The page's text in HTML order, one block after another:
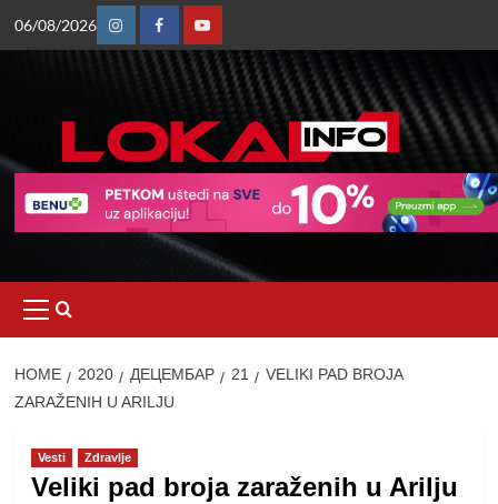
06/08/2026
InstagramFacebookYoutube
Menu
HOME 2020 ДЕЦЕМБАР 21
VELIKI PAD BROJA
ZARAŽENIH U ARILJU
Vesti Zdravlje
Veliki pad broja zaraženih u Arilju